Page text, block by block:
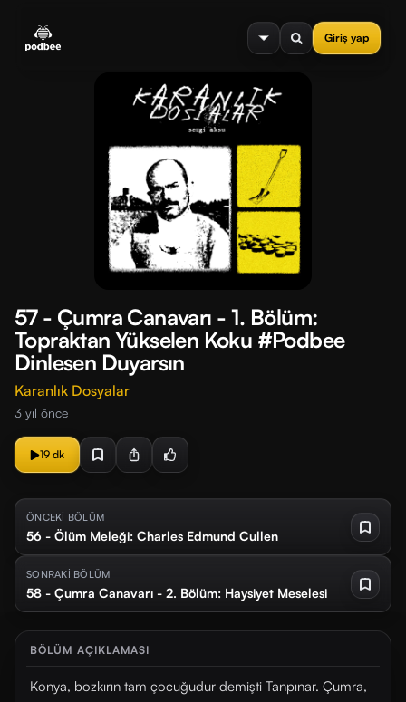
Giriş yap
menu
57 - Çumra Canavarı - 1. Bölüm:
Topraktan Yükselen Koku #Podbee
Dinlesen Duyarsın
Karanlık Dosyalar
3 yıl önce
19 dk
ÖNCEKİ BÖLÜM
56 - Ölüm Meleği: Charles Edmund Cullen
SONRAKİ BÖLÜM
58 - Çumra Canavarı - 2. Bölüm: Haysiyet Meselesi
BÖLÜM AÇIKLAMASI
Konya, bozkırın tam çocuğudur demişti Tanpınar. Çumra,